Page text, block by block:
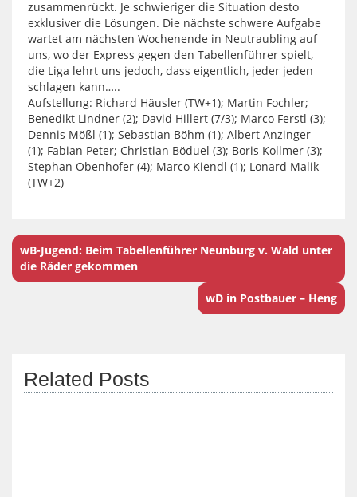
zusammenrückt. Je schwieriger die Situation desto
exklusiver die Lösungen. Die nächste schwere Aufgabe
wartet am nächsten Wochenende in Neutraubling auf
uns, wo der Express gegen den Tabellenführer spielt,
die Liga lehrt uns jedoch, dass eigentlich, jeder jeden
schlagen kann…..
Aufstellung: Richard Häusler (TW+1); Martin Fochler;
Benedikt Lindner (2); David Hillert (7/3); Marco Ferstl (3);
Dennis Mößl (1); Sebastian Böhm (1); Albert Anzinger
(1); Fabian Peter; Christian Böduel (3); Boris Kollmer (3);
Stephan Obenhofer (4); Marco Kiendl (1); Lonard Malik
(TW+2)
wB-Jugend: Beim Tabellenführer Neunburg v. Wald unter
die Räder gekommen
wD in Postbauer – Heng
Related Posts